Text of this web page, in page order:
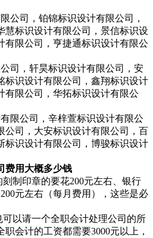
公司，铂锦标识设计有限公司，
慧标识设计有限公司，景信标识设
有限公司，亨捷通标识设计有限公
司，轩昊标识设计有限公司，安
标识设计有限公司，鑫翔标识设计
有限公司，华拓标识设计有限公
限公司，辛梓萱标识设计有限公
公司，大安标识设计有限公司，百
标识设计有限公司，博骏标识设计
费用大概多少钱
制印章的要花200元左右、银行
元左右（每月费用），这些是必
以请一个全职会计处理公司的所
会计的工资都需要3000元以上，